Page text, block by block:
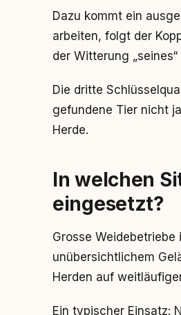
Dazu kommt ein
arbeiten, folgt der
der Witterung
Die dritte
gefundene Tier nicht
Herde.
In welchen
eingesetzt?
Grosse
unübersichtlichem
Herden auf
Ein typischer Einsatz: